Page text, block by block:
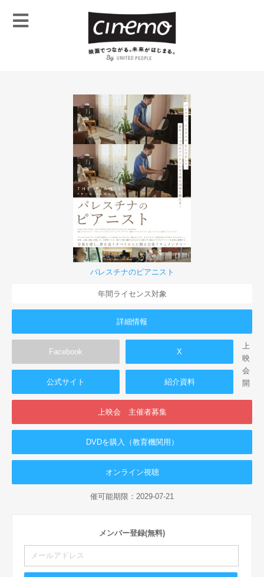
パレスチナのピアニスト
年間ライセンス対象
詳細情報
Facebook X
公式サイト 紹介資料
上映会 主催者募集
DVDを購入（教育機関用）
オンライン視聴
上
映
会
開
催可能期限：2029-07-21
メンバー登録(無料)